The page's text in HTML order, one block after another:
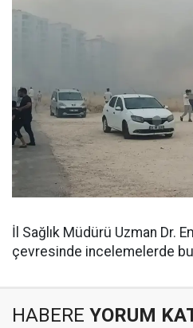
İl Sağlık Müdürü Uzman Dr.
çevresinde incelemelerde
HABERE YORUM